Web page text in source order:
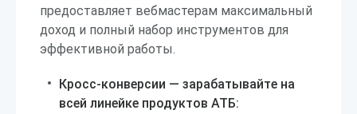
предоставляет вебмастерам максимальный
доход и полный набор инструментов для
эффективной работы.
Кросс-конверсии — зарабатывайте на
всей линейке продуктов АТБ: